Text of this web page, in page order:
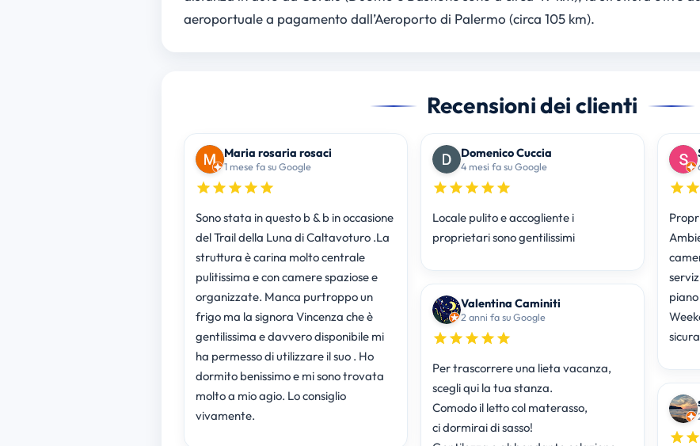
aeroportuale a pagamento dall’Aeroporto di Palermo (circa 105 km).
Recensioni dei clienti
Maria rosaria rosaci
1 mese fa su Google
Sono stata in questo b & b in occasione
del Trail della Luna di Caltavoturo .La
struttura è carina molto centrale
pulitissima e con camere spaziose e
organizzate. Manca purtroppo un
frigo ma la signora Vincenza che è
gentilissima e davvero disponibile mi
ha permesso di utilizzare il suo . Ho
dormito benissimo e mi sono trovata
molto a mio agio. Lo consiglio
vivamente.
Domenico Cuccia
4 mesi fa su Google
Locale pulito e accogliente i
proprietari sono gentilissimi
Valentina Caminiti
2 anni fa su Google
Per trascorrere una lieta vacanza,
scegli qui la tua stanza.
Comodo il letto col materasso,
ci dormirai di sasso!